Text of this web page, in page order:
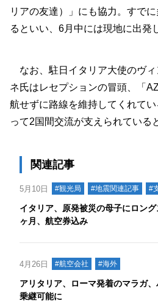
リアの友達）」にも協力。すで
るといい、6月中には現地に出発
なお、駐日イタリア大使のヴ
ネ氏はレセプションの冒頭、「
航せずに路線を維持してくれて
って2国間交流が支えられている
関連記事
5月10日 #観光局 #地震関連記事 #
イタリア、原発被災の母子にロン
ヶ月、航空券込み
4月26日 #航空会社 #海外
アリタリア、ローマ発着のマラガ
乗継可能に